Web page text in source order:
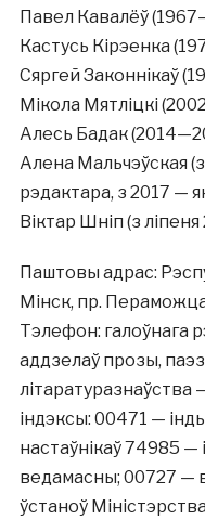
Павел Кавалёў
Кастусь Кірэенка
Сяргей Законнікаў
Мікола Мятліцкі
Алесь Бадак
Алена Мальчэўская (з
рэдактара, з 2017 —
Віктар Шніп (з ліпеня
Паштовы адрас:
Мінск, пр.
Тэлефон: галоўнага
аддзелаў прозы,
індэксы: 00471 —
настаўнікаў 74985
ведамасны; 00727 —
ўстаноў